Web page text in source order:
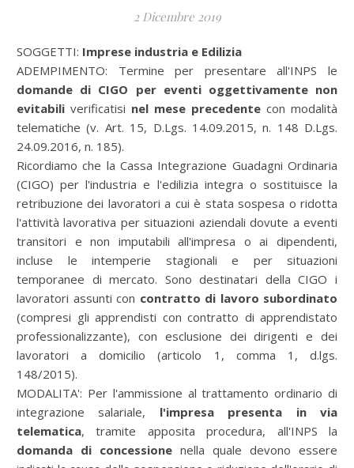
2 Dicembre 2019
SOGGETTI: Imprese industria e Edilizia
ADEMPIMENTO: Termine per presentare all'INPS le
domande di CIGO per eventi oggettivamente non
evitabili verificatisi nel mese precedente con modalità
telematiche (v. Art. 15, D.Lgs. 14.09.2015, n. 148 D.Lgs.
24.09.2016, n. 185).
Ricordiamo che la Cassa Integrazione Guadagni Ordinaria
(CIGO) per l'industria e l'edilizia integra o sostituisce la
retribuzione dei lavoratori a cui è stata sospesa o ridotta
l'attività lavorativa per situazioni aziendali dovute a eventi
transitori e non imputabili all'impresa o ai dipendenti,
incluse le intemperie stagionali e per situazioni
temporanee di mercato. Sono destinatari della CIGO i
lavoratori assunti con contratto di lavoro subordinato
(compresi gli apprendisti con contratto di apprendistato
professionalizzante), con esclusione dei dirigenti e dei
lavoratori a domicilio (articolo 1, comma 1, d.lgs.
148/2015).
MODALITA': Per l'ammissione al trattamento ordinario di
integrazione salariale, l'impresa presenta in via
telematica, tramite apposita procedura, all'INPS la
domanda di concessione nella quale devono essere